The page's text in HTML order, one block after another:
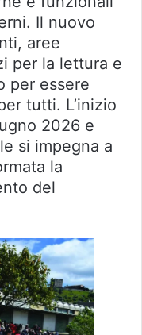
Il nuovo
aree
per la lettura e
per essere
tutti. L’inizio
2026 e
si impegna a
la
del